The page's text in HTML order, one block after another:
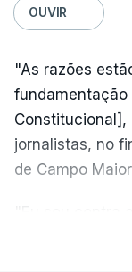
OUVIR
"As razões
fundamentação
Constitucional],
jornalistas, no
de Campo